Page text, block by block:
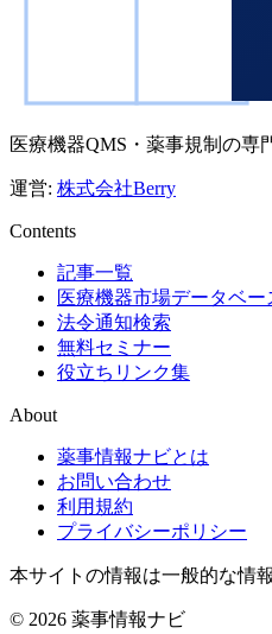
医療機器QMS・薬事規制の専
運営: 株式会社Berry
Contents
記事一覧
医療機器市場データベー
法令通知検索
無料セミナー
役立ちリンク集
About
薬事情報ナビとは
お問い合わせ
利用規約
プライバシーポリシー
本サイトの情報は一般的な情
© 2026 薬事情報ナビ